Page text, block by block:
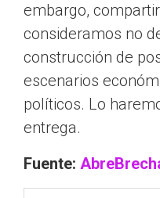
embargo,
consideramos no
construcción de
escenarios
políticos. Lo
entrega.
Fuente: